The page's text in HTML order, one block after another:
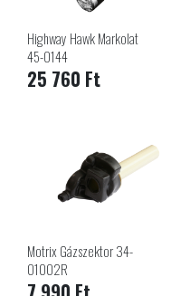
Highway Hawk Markolat
45-0144
25 760 Ft
Motrix Gázszektor 34-
01002R